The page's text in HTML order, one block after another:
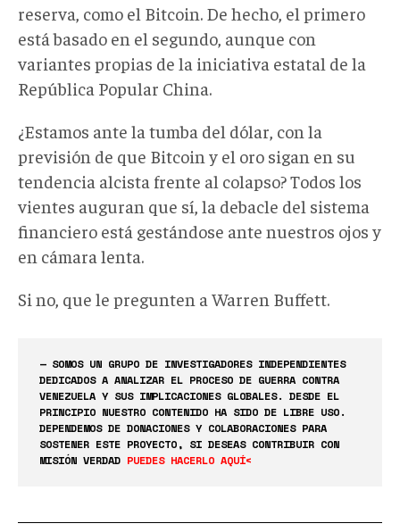
reserva, como el Bitcoin. De hecho, el primero
está basado en el segundo, aunque con
variantes propias de la iniciativa estatal de la
República Popular China.
¿Estamos ante la tumba del dólar, con la
previsión de que Bitcoin y el oro sigan en su
tendencia alcista frente al colapso? Todos los
vientes auguran que sí, la debacle del sistema
financiero está gestándose ante nuestros ojos y
en cámara lenta.
Si no, que le pregunten a Warren Buffett.
— SOMOS UN GRUPO DE INVESTIGADORES INDEPENDIENTES
DEDICADOS A ANALIZAR EL PROCESO DE GUERRA CONTRA
VENEZUELA Y SUS IMPLICACIONES GLOBALES. DESDE EL
PRINCIPIO NUESTRO CONTENIDO HA SIDO DE LIBRE USO.
DEPENDEMOS DE DONACIONES Y COLABORACIONES PARA
SOSTENER ESTE PROYECTO, SI DESEAS CONTRIBUIR CON
MISIÓN VERDAD PUEDES HACERLO AQUÍ<